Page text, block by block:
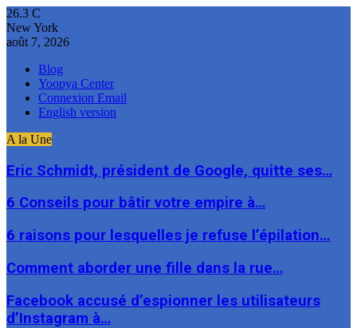
26.3 C
New York
août 7, 2026
Blog
Yoopya Center
Connexion Email
English version
A la Une
Eric Schmidt, président de Google, quitte ses…
6 Conseils pour bâtir votre empire à…
6 raisons pour lesquelles je refuse l’épilation…
Comment aborder une fille dans la rue…
Facebook accusé d’espionner les utilisateurs
d’Instagram à…